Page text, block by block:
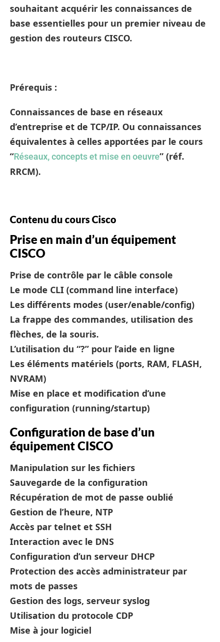
souhaitant acquérir les connaissances de
base essentielles pour un premier niveau de
gestion des routeurs CISCO.
Prérequis :
Connaissances de base en réseaux
d’entreprise et de TCP/IP. Ou connaissances
équivalentes à celles apportées par le cours
“Réseaux, concepts et mise en oeuvre” (réf.
RRCM).
Contenu du cours Cisco
Prise en main d’un équipement
CISCO
Prise de contrôle par le câble console
Le mode CLI (command line interface)
Les différents modes (user/enable/config)
La frappe des commandes, utilisation des
flèches, de la souris.
L’utilisation du “?” pour l’aide en ligne
Les éléments matériels (ports, RAM, FLASH,
NVRAM)
Mise en place et modification d’une
configuration (running/startup)
Configuration de base d’un
équipement CISCO
Manipulation sur les fichiers
Sauvegarde de la configuration
Récupération de mot de passe oublié
Gestion de l’heure, NTP
Accès par telnet et SSH
Interaction avec le DNS
Configuration d’un serveur DHCP
Protection des accès administrateur par
mots de passes
Gestion des logs, serveur syslog
Utilisation du protocole CDP
Mise à jour logiciel